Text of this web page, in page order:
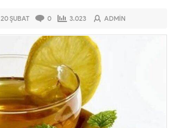
20 ŞUBAT 0 3.023 ADMIN